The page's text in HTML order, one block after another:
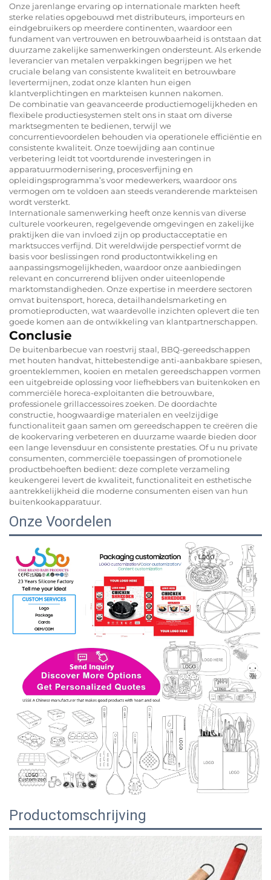
Onze jarenlange ervaring op internationale markten heeft
sterke relaties opgebouwd met distributeurs, importeurs en
eindgebruikers op meerdere continenten, waardoor een
fundament van vertrouwen en betrouwbaarheid is ontstaan dat
duurzame zakelijke samenwerkingen ondersteunt. Als erkende
leverancier van metalen verpakkingen begrijpen we het
cruciale belang van consistente kwaliteit en betrouwbare
levertermijnen, zodat onze klanten hun eigen
klantverplichtingen en markteisen kunnen nakomen.
De combinatie van geavanceerde productiemogelijkheden en
flexibele productiesystemen stelt ons in staat om diverse
marktsegmenten te bedienen, terwijl we
concurrentievoordelen behouden via operationele efficiëntie en
consistente kwaliteit. Onze toewijding aan continue
verbetering leidt tot voortdurende investeringen in
apparatuurmodernisering, procesverfijning en
opleidingsprogramma’s voor medewerkers, waardoor ons
vermogen om te voldoen aan steeds veranderende markteisen
wordt versterkt.
Internationale samenwerking heeft onze kennis van diverse
culturele voorkeuren, regelgevende omgevingen en zakelijke
praktijken die van invloed zijn op productacceptatie en
marktsucces verfijnd. Dit wereldwijde perspectief vormt de
basis voor beslissingen rond productontwikkeling en
aanpassingsmogelijkheden, waardoor onze aanbiedingen
relevant en concurrerend blijven onder uiteenlopende
marktomstandigheden. Onze expertise in meerdere sectoren
omvat buitensport, horeca, detailhandelsmarketing en
promotieproducten, wat waardevolle inzichten oplevert die ten
goede komen aan de ontwikkeling van klantpartnerschappen.
Conclusie
De buitenbarbecue van roestvrij staal, BBQ-gereedschappen
met houten handvat, hittebestendige anti-aanbakbare spiesen,
groenteklemmen, kooien en metalen gereedschappen vormen
een uitgebreide oplossing voor liefhebbers van buitenkoken en
commerciële horeca-exploitanten die betrouwbare,
professionele grillaccessoires zoeken. De doordachte
constructie, hoogwaardige materialen en veelzijdige
functionaliteit gaan samen om gereedschappen te creëren die
de kookervaring verbeteren en duurzame waarde bieden door
een lange levensduur en consistente prestaties. Of u nu private
consumenten, commerciële toepassingen of promotionele
productbehoeften bedient: deze complete verzameling
keukengerei levert de kwaliteit, functionaliteit en esthetische
aantrekkelijkheid die moderne consumenten eisen van hun
buitenkookapparatuur.
Onze Voordelen
Productomschrijving